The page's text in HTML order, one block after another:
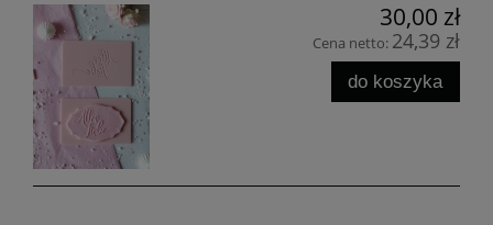
30,00 zł
Cena netto: 24,39 zł
do koszyka